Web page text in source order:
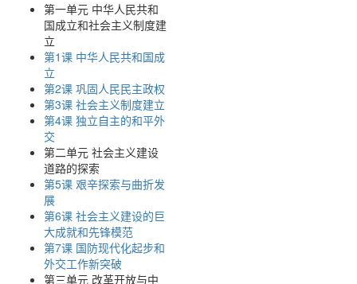
第一单元 中华人民共和
国成立和社会主义制度建
立
第1课 中华人民共和国成
立
第2课 巩固人民民主政权
第3课 社会主义制度建立
第4课 独立自主的和平外
交
第二单元 社会主义建设
道路的探索
第5课 艰辛探索与曲折发
展
第6课 社会主义建设的巨
大成就和先锋模范
第7课 国防现代化起步和
外交工作新突破
第三单元 改革开放与中